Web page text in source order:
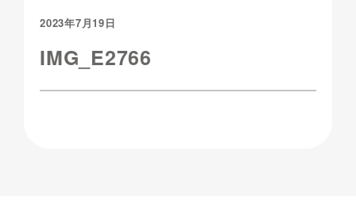
2023年7月19日
IMG_E2766